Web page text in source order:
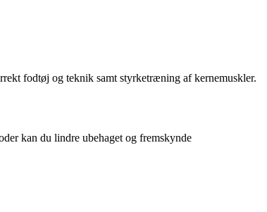
fodtøj og teknik samt styrketræning af kernemuskler.
kan du lindre ubehaget og fremskynde